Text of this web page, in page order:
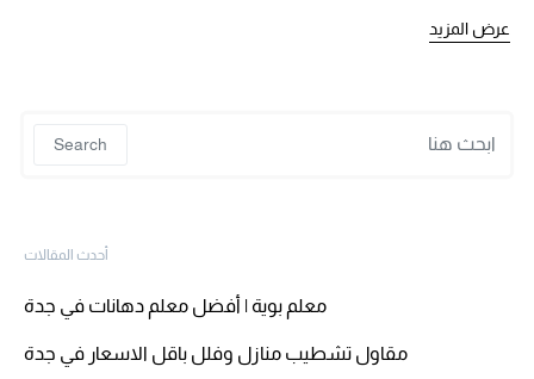
عرض المزيد
Search
أحدث المقالات
معلم بوية | أفضل معلم دهانات في جدة
مقاول تشطيب منازل وفلل باقل الاسعار في جدة